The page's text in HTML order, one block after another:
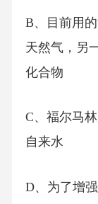
B、目前用
天然气，另
化合物
C、福尔马
自来水
D、为了增